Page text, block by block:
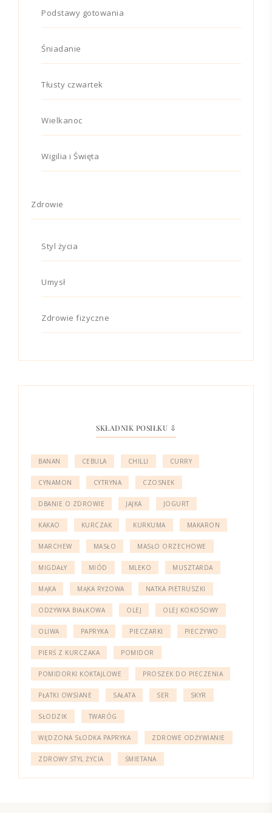
Podstawy gotowania
Śniadanie
Tłusty czwartek
Wielkanoc
Wigilia i Święta
Zdrowie
Styl życia
Umysł
Zdrowie fizyczne
SKŁADNIK POSIŁKU ⇩
BANAN CEBULA CHILLI CURRY
CYNAMON CYTRYNA CZOSNEK
DBANIE O ZDROWIE JAJKA JOGURT
KAKAO KURCZAK KURKUMA MAKARON
MARCHEW MASŁO MASŁO ORZECHOWE
MIGDAŁY MIÓD MLEKO MUSZTARDA
MĄKA MĄKA RYŻOWA NATKA PIETRUSZKI
ODŻYWKA BIAŁKOWA OLEJ OLEJ KOKOSOWY
OLIWA PAPRYKA PIECZARKI PIECZYWO
PIERŚ Z KURCZAKA POMIDOR
POMIDORKI KOKTAJLOWE PROSZEK DO PIECZENIA
PŁATKI OWSIANE SAŁATA SER SKYR
SŁODZIK TWARÓG
WĘDZONA SŁODKA PAPRYKA ZDROWE ODŻYWIANIE
ZDROWY STYL ŻYCIA ŚMIETANA